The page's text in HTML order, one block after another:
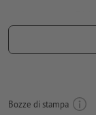
Creare il
importanti ad
in curve
Bozze di stampa